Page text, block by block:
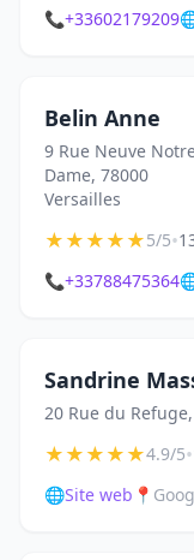
📞+33602179209
Belin Anne
9 Rue Neuve
Dame, 78000
Versailles
★★★★★5/5•
📞+33788475364
Sandrine
20 Rue du
★★★★★4.9/5•
🌐Site web 📍